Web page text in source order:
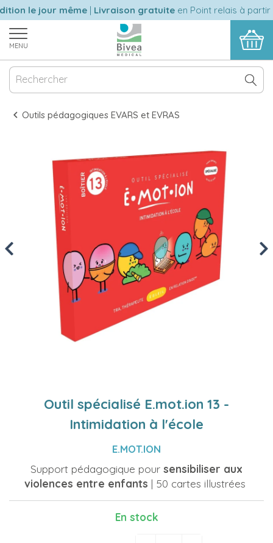
le jour même|Livraison gratuiteen Point relais à partir
MENU
Outils pédagogiques EVARS et EVRAS
Previous
Outil spécialisé E.mot.ion 13 -
Intimidation à l'école
E.MOT.ION
Support pédagogique pour sensibiliser aux
violences entre enfants | 50 cartes illustrées
En stock